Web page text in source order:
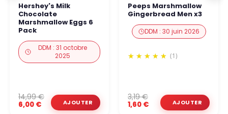
Hershey's Milk
Chocolate
Marshmallow Eggs 6
Pack
DDM : 31 octobre
2025
6,00 €
14,99 €
Peeps Marshmallow
Gingerbread Men x3
DDM : 30 juin 2026
(1)
1,60 €
3,19 €